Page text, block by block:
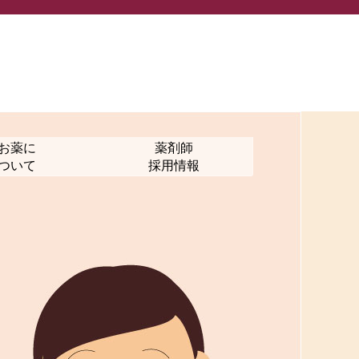
薬に
いて
薬剤師
採用情報